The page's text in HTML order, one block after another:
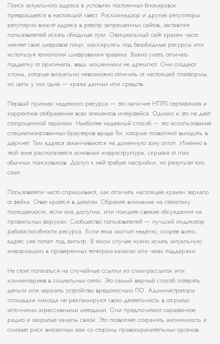
Поиск актуального адреса в условиях постоянных блокировок
превращается в настоящий квест. Роскомнадзор и другие регуляторы
регулярно вносят адреса в реестр запрещенных сайтов, заставляя
пользователей искать обходные пути. Официальный сайт кракен часто
меняет свое цифровое лицо, маскируясь под безобидные ресурсы или
используя технологии шифрования трафика. Важно уметь отличать
подделку от оригинала, ведь мошенники не дремлют. Они создают
клоны, которые визуально невозможно отличить от настоящей платформы,
но цель у них одна — кража данных или средств.
Первый признак надежного ресурса — это наличие HTTPS сертификата и
корректное отображение всех элементов интерфейса. Однако и это не дает
стопроцентной гарантии. Наиболее надежный способ — это использование
специализированных браузеров вроде Tor, которые позволяют выходить в
даркнет. Там адреса заканчиваются на доменную зону onion. Именно в
этой зоне располагается основная инфраструктура, скрытая от глаз
обычных поисковиков. Доступ к ней требует настройки, но результат того
стоит.
Пользователи часто спрашивают, как отличить настоящее кракен зеркало
от фейка. Ответ кроется в деталях. Обратите внимание на статистику
посещаемости, если она доступна, или поищите свежие обсуждения на
профильных форумах. Сообщество пользователей — лучший индикатор
работоспособности ресурса. Если тема молчит неделю, скорее всего,
адрес уже попал под фильтр. В таком случае нужно искать актуальную
информацию в проверенных телеграм-каналах или чатах поддержки.
Не стоит полагаться на случайные ссылки из спам-рассылок или
комментариев в социальных сетях. Это самый верный способ потерять
деньги или заразить устройство вредоносным ПО. Администраторы
площадки никогда не рекламируют свою деятельность в открытых
источниках агрессивными методами. Они предпочитают сарафанное
радио и закрытые каналы связи. Это позволяет сохранять анонимность и
снижает риск внезапных атак со стороны правоохранительных органов.